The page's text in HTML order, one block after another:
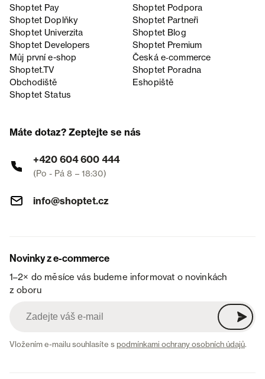
Shoptet Pay
Shoptet Podpora
Shoptet Doplňky
Shoptet Partneři
Shoptet Univerzita
Shoptet Blog
Shoptet Developers
Shoptet Premium
Můj první e-shop
Česká e‑commerce
Shoptet.TV
Shoptet Poradna
Obchodiště
Eshopiště
Shoptet Status
Máte dotaz? Zeptejte se nás
+420 604 600 444
(Po - Pá 8 – 18:30)
info@shoptet.cz
Novinky z e-commerce
1–2× do měsíce vás budeme informovat o novinkách
z oboru
Vložením e-mailu souhlasíte spodmínkami ochrany osobních údajů.